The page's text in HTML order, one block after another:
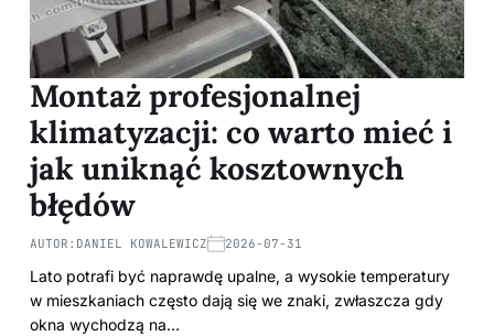
Montaż profesjonalnej
klimatyzacji: co warto mieć i
jak uniknąć kosztownych
błędów
AUTOR: DANIEL KOWALEWICZ 2026-07-31
Lato potrafi być naprawdę upalne, a wysokie temperatury
w mieszkaniach często dają się we znaki, zwłaszcza gdy
okna wychodzą na…